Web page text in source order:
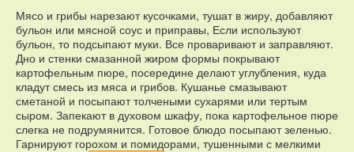
Мясо и грибы нарезают кусочками, тушат в жиру, добавляют
бульон или мясной соус и приправы, Если используют
бульон, то подсыпают муки. Все проваривают и заправляют.
Дно и стенки смазанной жиром формы покрывают
картофельным пюре, посередине делают углубления, куда
кладут смесь из мяса и грибов. Кушанье смазывают
сметаной и посыпают толчеными сухарями или тертым
сыром. Запекают в духовом шкафу, пока картофельное пюре
слегка не подрумянится. Готовое блюдо посыпают зеленью.
Гарнируют горохом и помидорами, тушенными с мелкими